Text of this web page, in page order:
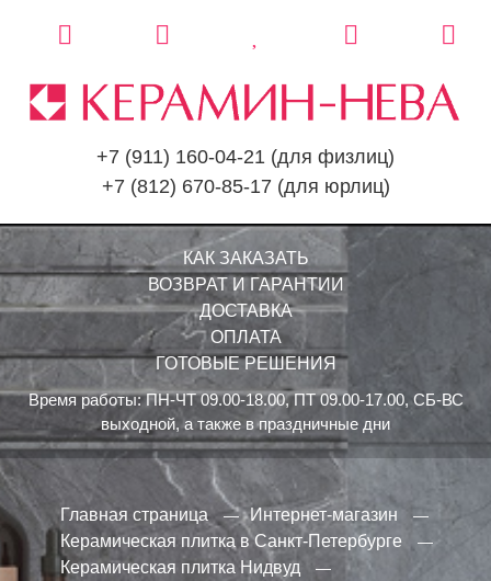
+7 (911) 160-04-21 (для физлиц)
+7 (812) 670-85-17 (для юрлиц)
КАК ЗАКАЗАТЬ
ВОЗВРАТ И ГАРАНТИИ
ДОСТАВКА
ОПЛАТА
ГОТОВЫЕ РЕШЕНИЯ
Время работы: ПН-ЧТ 09.00-18.00, ПТ 09.00-17.00, СБ-ВС
выходной, а также в праздничные дни
Главная страница
Интернет-магазин
Керамическая плитка в Санкт-Петербурге
Керамическая плитка Нидвуд